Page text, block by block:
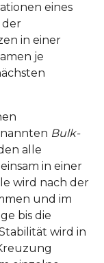
eines
der
in einer
je
Bulk-
alle
in einer
wird nach der
und im
bis die
wird in